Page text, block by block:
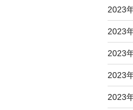
2023
2023
2023
2023
2023